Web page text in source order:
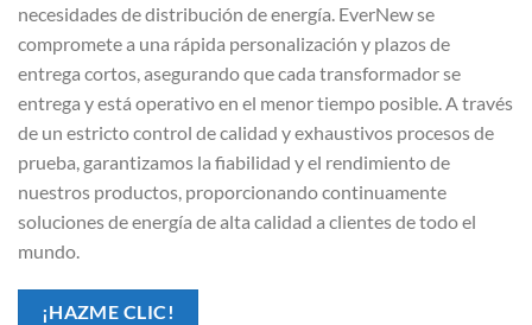
necesidades de distribución de energía. EverNew se
compromete a una rápida personalización y plazos de
entrega cortos, asegurando que cada transformador se
entrega y está operativo en el menor tiempo posible. A través
de un estricto control de calidad y exhaustivos procesos de
prueba, garantizamos la fiabilidad y el rendimiento de
nuestros productos, proporcionando continuamente
soluciones de energía de alta calidad a clientes de todo el
mundo.
¡HAZME CLIC!